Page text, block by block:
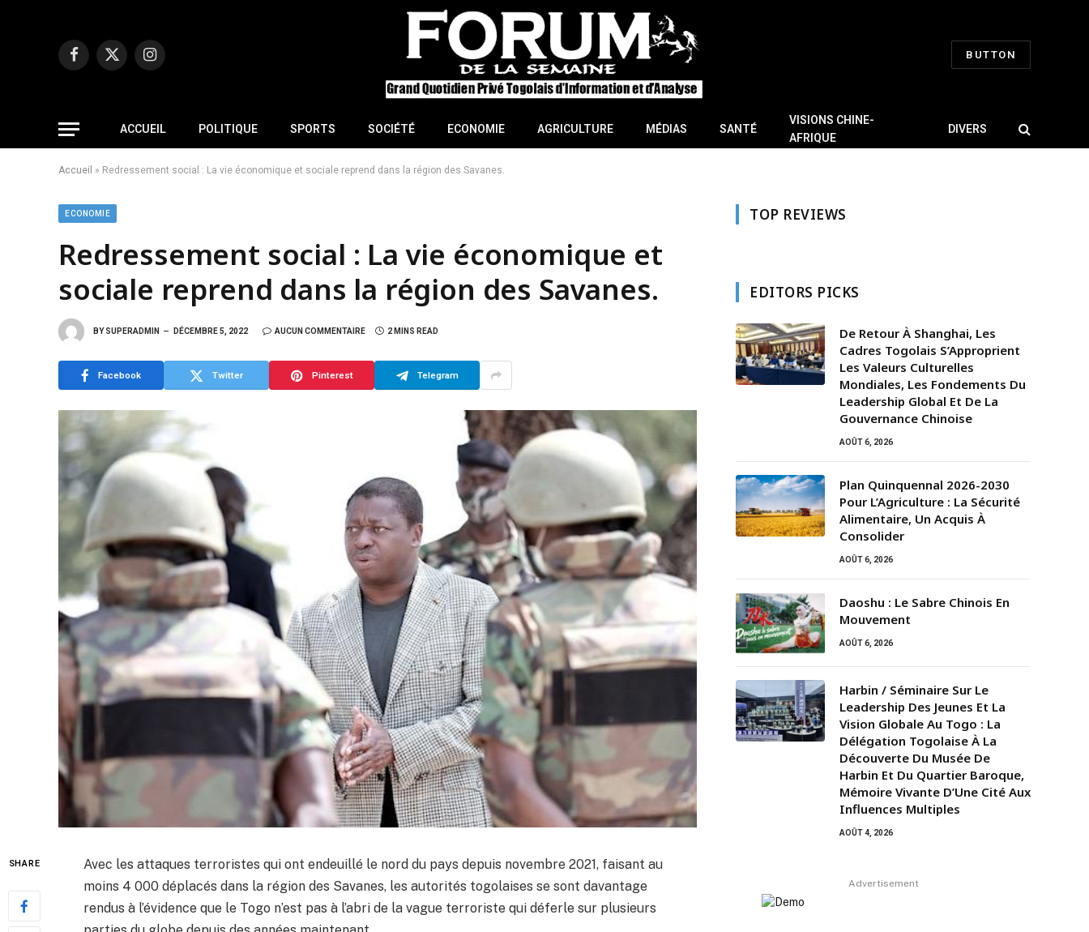
Facebook
X
Instagram
BUTTON
ACCUEIL POLITIQUE SPORTS SOCIÉTÉ ECONOMIE AGRICULTURE MÉDIAS SANTÉ
VISIONS CHINE-
AFRIQUE
DIVERS
Accueil » Redressement social : La vie économique et sociale reprend dans la région des Savanes.
ECONOMIE
Redressement social : La vie économique et
sociale reprend dans la région des Savanes.
BY SUPERADMIN DÉCEMBRE 5, 2022 AUCUN COMMENTAIRE 2 MINS READ
Facebook Twitter Pinterest Telegram
SHARE
Avec les attaques terroristes qui ont endeuillé le nord du pays depuis novembre 2021, faisant au
moins 4 000 déplacés dans la région des Savanes, les autorités togolaises se sont davantage
rendus à l’évidence que le Togo n’est pas à l’abri de la vague terroriste qui déferle sur plusieurs
TOP REVIEWS
EDITORS PICKS
De Retour À Shanghai, Les
Cadres Togolais S’Approprient
Les Valeurs Culturelles
Mondiales, Les Fondements Du
Leadership Global Et De La
Gouvernance Chinoise
AOÛT 6, 2026
Plan Quinquennal 2026-2030
Pour L’Agriculture : La Sécurité
Alimentaire, Un Acquis À
Consolider
AOÛT 6, 2026
Daoshu : Le Sabre Chinois En
Mouvement
AOÛT 6, 2026
Harbin / Séminaire Sur Le
Leadership Des Jeunes Et La
Vision Globale Au Togo : La
Délégation Togolaise À La
Découverte Du Musée De
Harbin Et Du Quartier Baroque,
Mémoire Vivante D’Une Cité Aux
Influences Multiples
AOÛT 4, 2026
Advertisement